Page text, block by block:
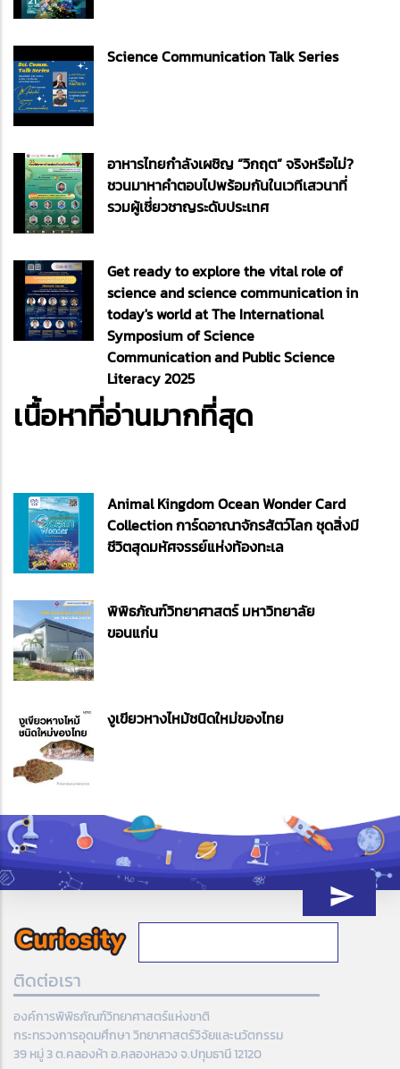
Science Communication Talk Series
อาหารไทยกำลังเผชิญ “วิกฤต” จริงหรือไม่?
ชวนมาหาคำตอบไปพร้อมกันในเวทีเสวนาที่
รวมผู้เชี่ยวชาญระดับประเทศ
Get ready to explore the vital role of
science and science communication in
today's world at The International
Symposium of Science
Communication and Public Science
Literacy 2025
เนื้อหาที่อ่านมากที่สุด
Animal Kingdom Ocean Wonder Card
Collection การ์ดอาณาจักรสัตว์โลก ชุดสิ่งมี
ชีวิตสุดมหัศจรรย์แห่งท้องทะเล
พิพิธภัณฑ์วิทยาศาสตร์ มหาวิทยาลัย
ขอนแก่น
งูเขียวหางไหม้ชนิดใหม่ของไทย
ติดต่อเรา
องค์การพิพิธภัณฑ์วิทยาศาสตร์แห่งชาติ
กระทรวงการอุดมศึกษา วิทยาศาสตร์วิจัยและนวัตกรรม
39 หมู่ 3 ต.คลองห้า อ.คลองหลวง จ.ปทุมธานี 12120